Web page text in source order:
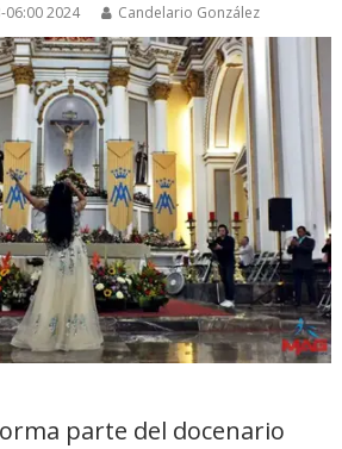
06:00 2024 Candelario González
parte del docenario